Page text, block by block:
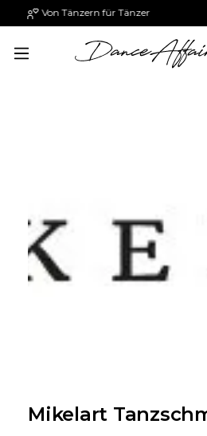
springen Paypal: 30 Tage
Mikelart